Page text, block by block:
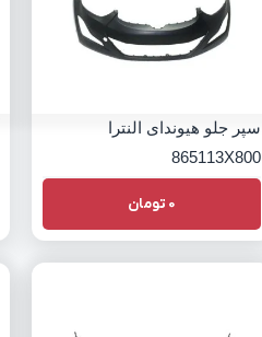
سپر جلو هیوندای النترا
865113X800
0 تومان